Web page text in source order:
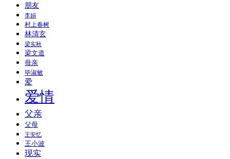
朋友
李娟
村上春树
林清玄
梁实秋
梁文道
母亲
毕淑敏
爱
爱情
父亲
父母
王安忆
王小波
现实